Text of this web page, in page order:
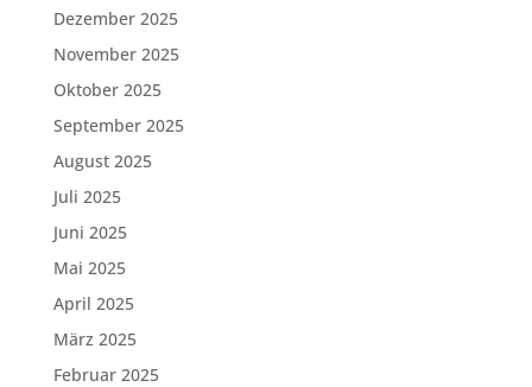
Dezember 2025
November 2025
Oktober 2025
September 2025
August 2025
Juli 2025
Juni 2025
Mai 2025
April 2025
März 2025
Februar 2025